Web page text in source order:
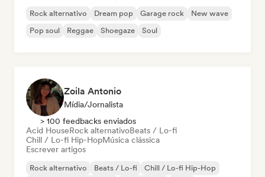
Rock alternativo Dream pop Garage rock
New wave
Pop soul
Reggae Shoegaze Soul
Zoila Antonio
Mídia/Jornalista
> 100 feedbacks enviados
Acid HouseRock alternativoBeats / Lo-fi
Chill / Lo-fi Hip-HopMúsica clássica
Escrever artigos
Rock alternativo Beats / Lo-fi
Chill / Lo-fi Hip-Hop